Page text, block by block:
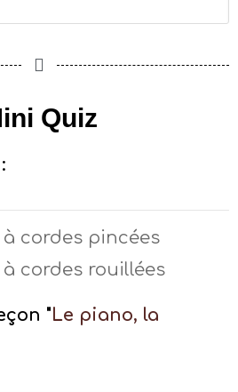
Quiz
cordes pincées
cordes rouillées
"Le piano, la